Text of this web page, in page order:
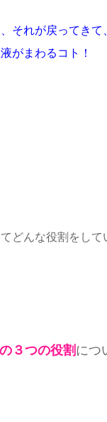
それが戻ってきて
がまわるコト！
どんな役割をして
３つの役割 につ